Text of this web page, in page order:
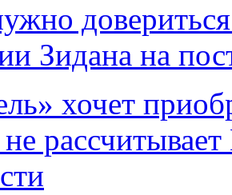
Зидана на
хочет
не